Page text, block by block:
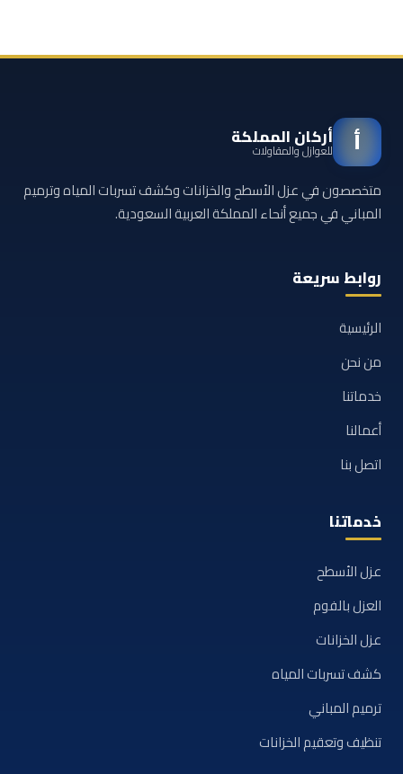
أ أركان المملكة
للعوازل والمقاولات
متخصصون في عزل الأسطح والخزانات وكشف تسربات المياه وترميم
المباني في جميع أنحاء المملكة العربية السعودية.
روابط سريعة
الرئيسية
من نحن
خدماتنا
أعمالنا
اتصل بنا
خدماتنا
عزل الأسطح
العزل بالفوم
عزل الخزانات
كشف تسربات المياه
ترميم المباني
تنظيف وتعقيم الخزانات